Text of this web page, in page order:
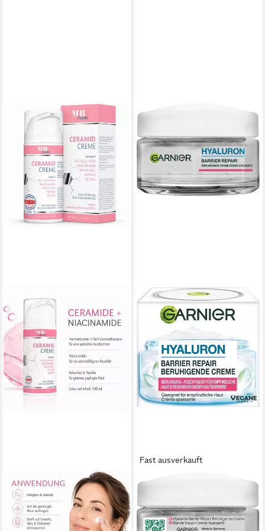
MEDICAL BEAUTY COSMETICS
Tagescreme Ceramide Creme
mit Aloe Vera, Bakuchiol,
Niacinamid & Ectoin 100 ml
Fast ausverkauft
GARNIER
BARRIER REPAIR
BERUHIGENDE CREME, für